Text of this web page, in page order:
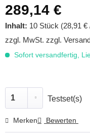
289,14 €
Inhalt: 10 Stück (28,91 €
zzgl. MwSt. zzgl.
Sofort versandfertig,
Testset(s)
Merken Bewerten